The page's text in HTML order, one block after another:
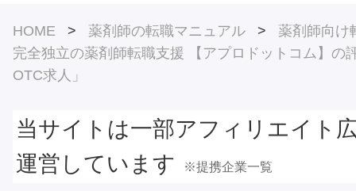
HOME > 薬剤師の転職マニュアル > 薬剤師向け
完全独立の薬剤師転職支援 【アプロドットコム】の
OTC求人」
当サイトは一部アフィリエイト
運営しています
※提携企業一覧